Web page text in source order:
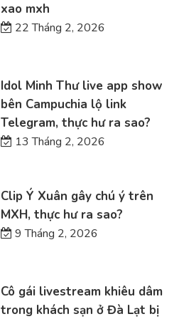
xao mxh
22 Tháng 2, 2026
Idol Minh Thư live app show
bên Campuchia lộ link
Telegram, thực hư ra sao?
13 Tháng 2, 2026
Clip Ý Xuân gây chú ý trên
MXH, thực hư ra sao?
9 Tháng 2, 2026
Cô gái livestream khiêu dâm
trong khách sạn ở Đà Lạt bị